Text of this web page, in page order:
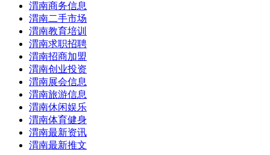
渭南商务信息
渭南二手市场
渭南教育培训
渭南求职招聘
渭南招商加盟
渭南创业投资
渭南展会信息
渭南旅游信息
渭南休闲娱乐
渭南体育健身
渭南最新资讯
渭南最新推文